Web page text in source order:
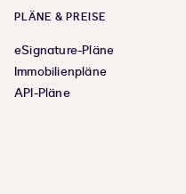
PLÄNE & PREISE
eSignature-Pläne
Immobilienpläne
API-Pläne